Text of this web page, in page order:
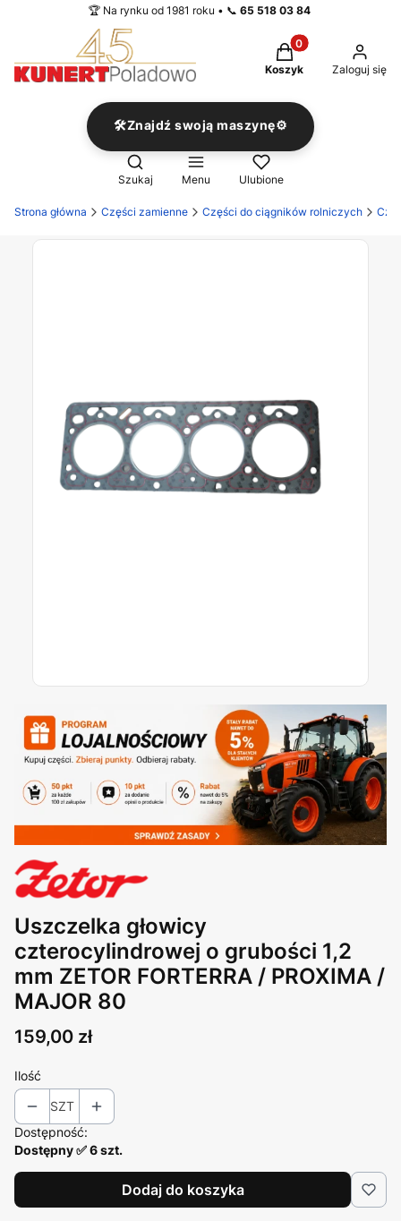
🏆 Na rynku od 1981 roku • 📞 65 518 03 84
Produkty w
Koszyk Zaloguj się
🛠️Znajdź swoją maszynę⚙️
Otwórz wyszukiwarkę
Szukaj Menu Ulubione
Strona główna Części zamienne Części do ciągników rolniczych
Uszczelka głowicy
czterocylindrowej o grubości 1,2
mm ZETOR FORTERRA / PROXIMA /
MAJOR 80
Cena
159,00 zł
Ilość
SZT
Dostępność:
Dostępny ✅ 6 szt.
Dodaj do koszyka